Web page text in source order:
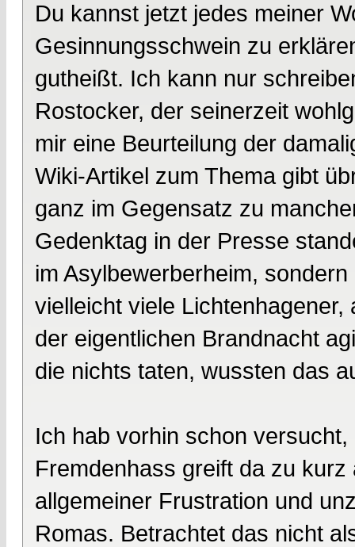
Du kannst jetzt jedes meiner
Gesinnungsschwein zu
gutheißt. Ich kann nur
Rostocker, der seinerzeit
mir eine Beurteilung der
Wiki-Artikel zum Thema gibt
ganz im Gegensatz zu
Gedenktag in der Presse
im Asylbewerberheim,
vielleicht viele
der eigentlichen Brandnacht
die nichts taten, wussten das
Ich hab vorhin schon
Fremdenhass greift da zu
allgemeiner Frustration und
Romas. Betrachtet das nicht